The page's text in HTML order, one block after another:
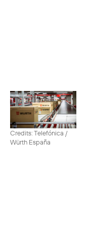
Credits: Telefónica /
Würth España